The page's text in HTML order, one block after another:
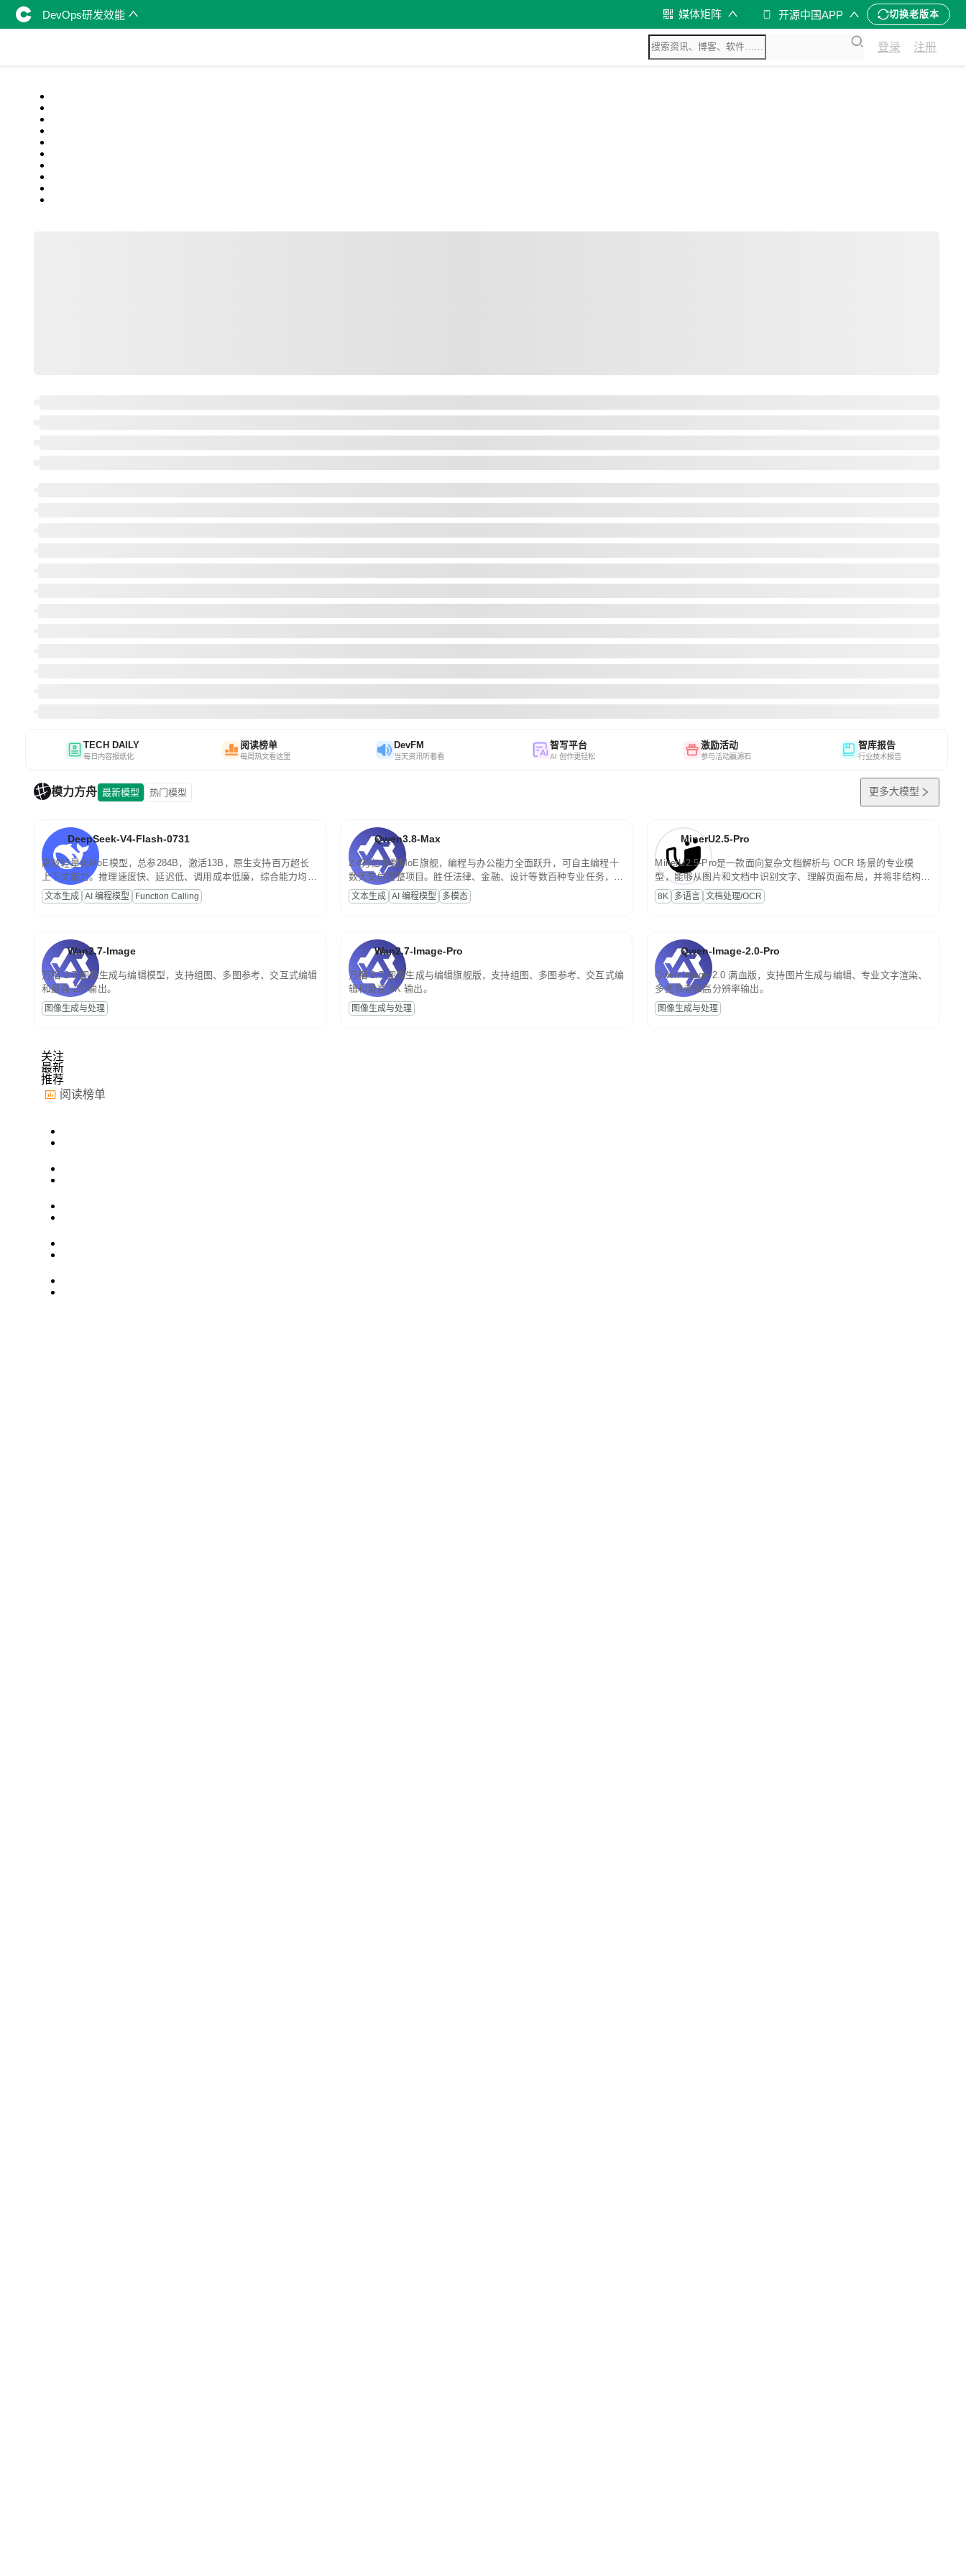
DevOps研发效能 媒体矩阵 开源中国APP 切换老版本
登录 注册
TECH DAILY
每日内容报纸化
阅读榜单
每周热文看这里
DevFM
当天资讯听着看
智写平台
AI 创作更轻松
激励活动
参与活动赢源石
智库报告
行业技术报告
模力方舟 最新模型 热门模型 更多大模型
DeepSeek-V4-Flash-0731
高效轻量化MoE模型，总参284B，激活13B，原生支持百万超长
上下文能力。推理速度快、延迟低、调用成本低廉，综合能力均
衡，主打高并发、轻量化任务，适合日常对话、内容创作、基础
RAG、批量文案处理等普惠刚需场景。
文本生成 AI 编程模型 Function Calling
Qwen3.8-Max
2.4万亿参数MoE旗舰，编程与办公能力全面跃升，可自主编程十
数天交付完整项目。胜任法律、金融、设计等数百种专业任务，一
次对话端到端交付生产级成果。原生视觉理解贯穿规划、执行与验
证全流程，支持超长文档与长视频的深度语义解析。长程任务中自
文本生成 AI 编程模型 多模态
MinerU2.5-Pro
MinerU2.5-Pro是一款面向复杂文档解析与 OCR 场景的专业模
型，能够从图片和文档中识别文字、理解页面布局，并将非结构化
内容转换为便于存储、检索和二次处理的结构化结果。
8K 多语言 文档处理/OCR
Wan2.7-Image
万相 2.7 图像生成与编辑模型，支持组图、多图参考、交互式编辑
和最高 2K 输出。
图像生成与处理
Wan2.7-Image-Pro
万相 2.7 图像生成与编辑旗舰版，支持组图、多图参考、交互式编
辑和最高 4K 输出。
图像生成与处理
Qwen-Image-2.0-Pro
Qwen-Image-2.0 满血版，支持图片生成与编辑、专业文字渲染、
多图参考和高分辨率输出。
图像生成与处理
关注
最新
推荐
阅读榜单